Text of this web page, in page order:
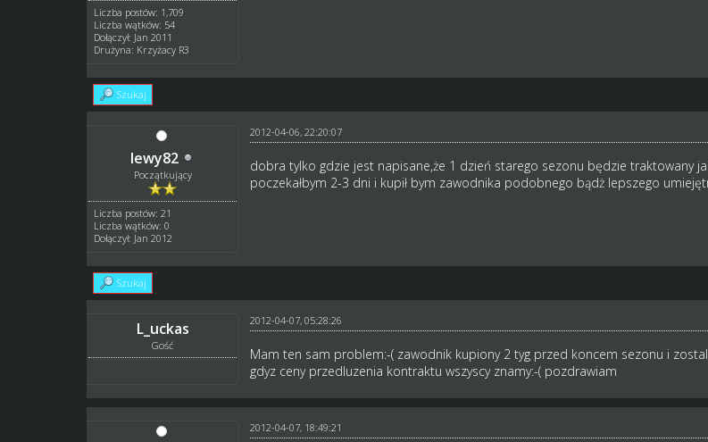
Liczba postów: 1,709
Liczba wątków: 54
Dołączył: Jan 2011
Drużyna: Krzyżacy R3
Szukaj
lewy82
Początkujący
Liczba postów: 21
Liczba wątków: 0
Dołączył: Jan 2012
2012-04-06, 22:20:07
dobra tylko gdzie jest napisane,że 1 dzień starego sezonu będzie traktowany
poczekałbym 2-3 dni i kupił bym zawodnika podobnego bądż lepszego
Szukaj
L_uckas
Gość
2012-04-07, 05:28:26
Mam ten sam problem:-( zawodnik kupiony 2 tyg przed koncem sezonu i
gdyz ceny przedluzenia kontraktu wszyscy znamy:-( pozdrawiam
2012-04-07, 18:49:21